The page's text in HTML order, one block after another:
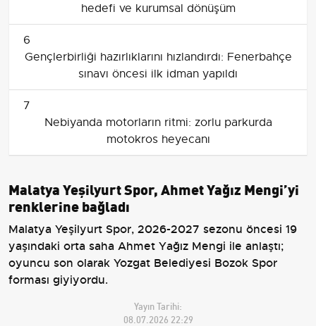
hedefi ve kurumsal dönüşüm
6
Gençlerbirliği hazırlıklarını hızlandırdı: Fenerbahçe
sınavı öncesi ilk idman yapıldı
7
Nebiyanda motorların ritmi: zorlu parkurda
motokros heyecanı
Malatya Yeşilyurt Spor, Ahmet Yağız Mengi’yi
renklerine bağladı
Malatya Yeşilyurt Spor, 2026-2027 sezonu öncesi 19
yaşındaki orta saha Ahmet Yağız Mengi ile anlaştı;
oyuncu son olarak Yozgat Belediyesi Bozok Spor
forması giyiyordu.
Yayın Tarihi:
08.07.2026 22:29